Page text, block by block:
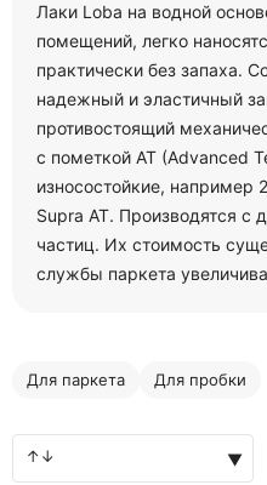
Лаки Loba на водной
помещений, легко
практически без запаха.
надежный и эластичный
противостоящий
с пометкой AT (Advanced
износостойкие, например
Supra AT. Производятся с
частиц. Их стоимость
службы паркета
Для паркета Для пробки